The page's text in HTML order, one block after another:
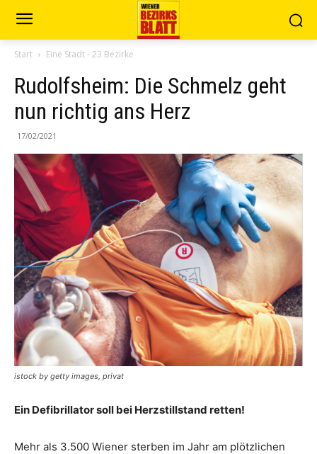
Start Eine Stadt - 23 Bezirke
Rudolfsheim: Die Schmelz geht
nun richtig ans Herz
17/02/2021
istock by getty images, privat
Ein Defibrillator soll bei Herzstillstand retten!
Mehr als 3.500 Wiener sterben im Jahr am plötzlichen